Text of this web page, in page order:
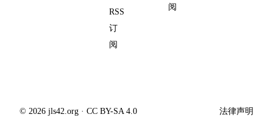
RSS
订
阅
阅
© 2026 jls42.org · CC BY-SA 4.0 法律声明